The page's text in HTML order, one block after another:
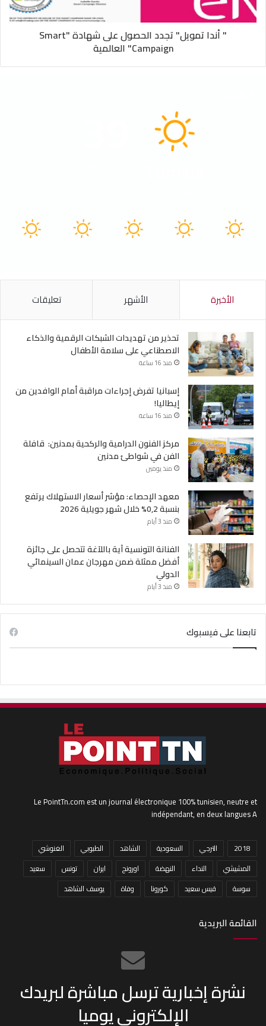
" أندا تمويل" تجدد الحصول على شهادة "Smart
Campaign" العالمية
الأخيرة الأشهر تعليقات
تحذير من تهديدات الشبكات الرقمية والذكاء
الاصطناعي على سلامة الأطفال
منذ 16 ساعة
إسبانيا تفرض إجراءات مراقبة أمام الوافدين من
إيطاليا!
منذ 16 ساعة
مركز الفنون الدرامية والركحية بمدنين: قافلة
الفن في شواطئ مدنين
منذ يومين
معهد الإحصاء: مؤشر أسعار الاستهلاك يرتفع
بنسبة 0,2% خلال شهر جويلية 2026
منذ 3 أيام
الفنانة التونسية آية باللآغة تتحصل على جائزة
أفضل ممثلة ضمن مهرجان عمان السينمائي
الدولي
منذ 3 أيام
تابعنا على فيسبوك
Le PointTn.com est un journal électronique 100% tunisien, neutre et
indépendant, en deux langues A
2018 الترجي السعودية الشاهد الطبوبي
الغنوشي
المشيشي
النداء النهضة اورونج ايران تونس
سعيد
سوسة
قيس سعيد كورونا وفاة يوسف الشاهد
القائمة البريدية
نشرة إخبارية ترسل مباشرة لبريدك
الإلكتروني يوميا